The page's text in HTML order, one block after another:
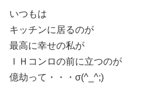
いつもは
キッチンに居るのが
最高に幸せの私が
ＩＨコンロの前に立つのが
億劫って・・・σ(^_^;)